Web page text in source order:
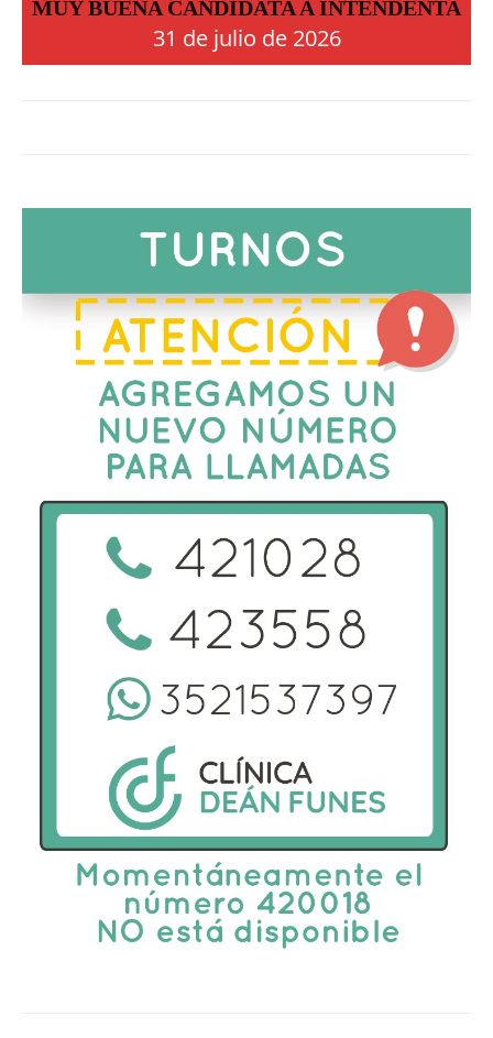
MUY BUENA CANDIDATA A INTENDENTA
31 de julio de 2026